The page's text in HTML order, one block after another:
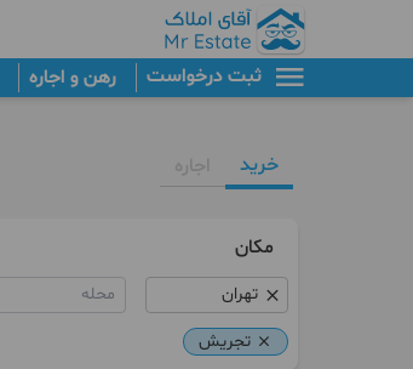
ثبت درخواست رهن و اجاره
خرید اجاره
مکان
محله
تجریش